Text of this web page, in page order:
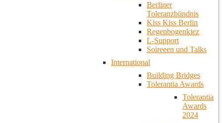
Berliner
Toleranzbündnis
Kiss Kiss Berlin
Regenbogenkiez
L-Support
Soireeen und Talks
International
Building Bridges
Tolerantia Awards
Tolerantia
Awards
2024